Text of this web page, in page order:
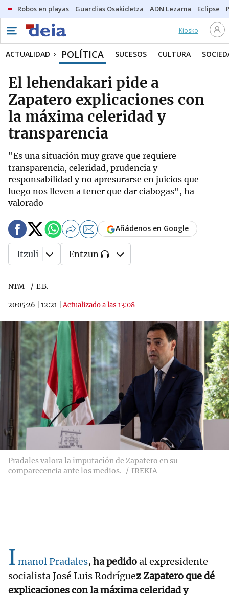
Robos en playas Guardias Osakidetza ADN Lezama Eclipse
Kiosko
ACTUALIDAD POLÍTICA SUCESOS CULTURA
El lehendakari pide a
Zapatero explicaciones con
la máxima celeridad y
transparencia
"Es una situación muy grave que requiere
transparencia, celeridad, prudencia y
responsabilidad y no apresurarse en juicios que
luego nos lleven a tener que dar ciabogas", ha
valorado
NTM E.B.
20·05·26 12:21 |Actualizado a las 13:08
Añádenos en Google
Itzuli Entzun
Pradales valora la imputación de Zapatero en su
comparecencia ante los medios.
IREKIA
I manol Pradales, ha pedidoal expresidente
socialista José Luis Rodríguez Zapatero que dé
explicaciones con la máxima celeridad y